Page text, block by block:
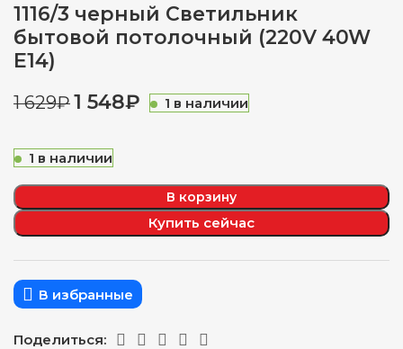
1116/3 черный Светильник
бытовой потолочный (220V 40W
E14)
1 629₽1 548₽ 1 в наличии
1 в наличии
В корзину
Купить сейчас
В избранные
Поделиться: